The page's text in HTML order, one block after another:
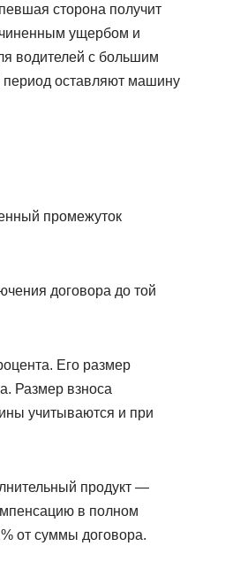
сторона получит
ущербом и
водителей с большим
период оставляют машину
промежуток
договора до той
Его размер
Размер взноса
учитываются и при
продукт —
в полном
от суммы договора.